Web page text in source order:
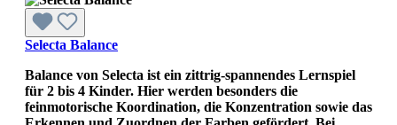
Selecta Balance
Balance von Selecta ist ein zittrig-spannendes Lernspiel
für 2 bis 4 Kinder. Hier werden besonders die
feinmotorische Koordination, die Konzentration sowie das